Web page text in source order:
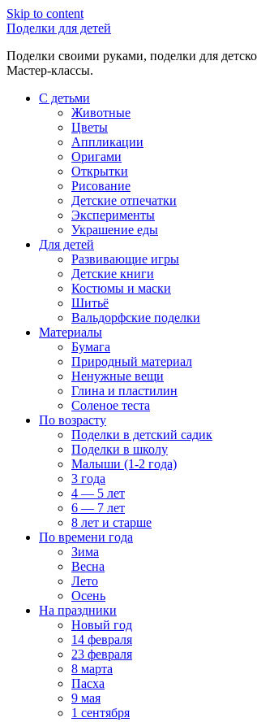
Skip to content
Поделки для детей
Поделки своими руками, поделки для
Мастер-классы.
С детьми
Животные
Цветы
Аппликации
Оригами
Открытки
Рисование
Детские отпечатки
Эксперименты
Украшение еды
Для детей
Развивающие игры
Детские книги
Костюмы и маски
Шитьё
Вальдорфские поделки
Материалы
Бумага
Природный материал
Ненужные вещи
Глина и пластилин
Соленое теста
По возрасту
Поделки в детский садик
Поделки в школу
Малыши (1-2 года)
3 года
4 — 5 лет
6 — 7 лет
8 лет и старше
По времени года
Зима
Весна
Лето
Осень
На праздники
Новый год
14 февраля
23 февраля
8 марта
Пасха
9 мая
1 сентября